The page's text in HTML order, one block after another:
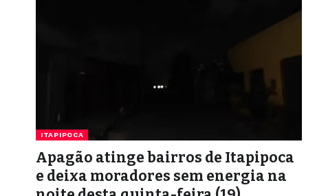
ITAPIPOCA
Apagão atinge bairros de Itapipoca
e deixa moradores sem energia na